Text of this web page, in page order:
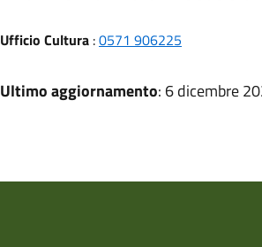
Ufficio Cultura:0571 906225
Ultimo aggiornamento: 6 dicembre